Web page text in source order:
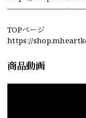
TOPページ
https://
商品動画